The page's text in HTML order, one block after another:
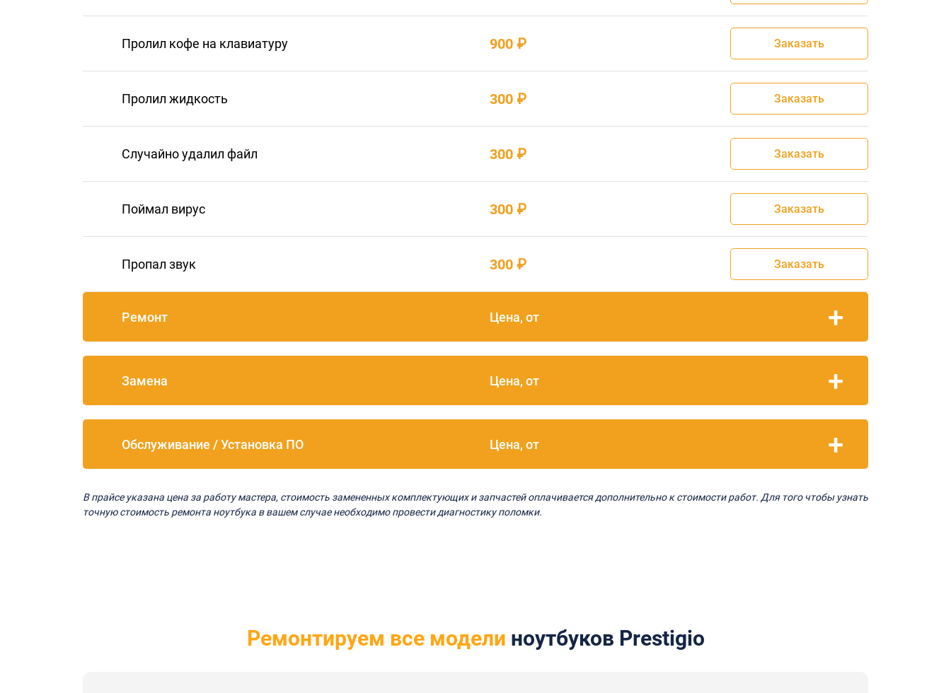
Пролил кофе на клавиатуру 900 ₽ Заказать
Пролил жидкость 300 ₽ Заказать
Случайно удалил файл 300 ₽ Заказать
Поймал вирус 300 ₽ Заказать
Пропал звук 300 ₽ Заказать
Ремонт Цена, от
Замена Цена, от
Обслуживание / Установка ПО Цена, от
В прайсе указана цена за работу мастера, стоимость замененных комплектующих и запчастей оплачивается дополнительно к стоимости работ. Для того чтобы узнать
точную стоимость ремонта ноутбука в вашем случае необходимо провести диагностику поломки.
Ремонтируем все модели ноутбуков Prestigio